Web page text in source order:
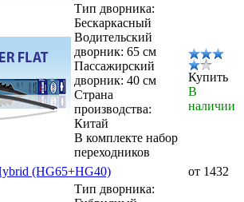
Тип дворника:
Бескаркасный
Водительский
дворник: 65 см
Пассажирский
дворник: 40 см
Страна
производства:
Китай
В комплекте набор
переходников
Купить
В
наличии
(HG65+HG40)
от 1432
Тип дворника: